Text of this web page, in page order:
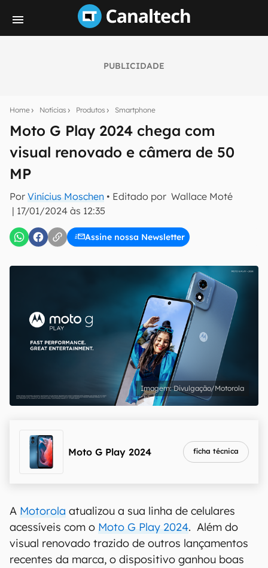
PUBLICIDADE
Home Notícias Produtos Smartphone
Moto G Play 2024 chega com
visual renovado e câmera de 50
MP
Por Vinícius Moschen • Editado por Wallace Moté
| 17/01/2024 às 12:35
Assine nossa Newsletter
notícias e reviews sobre tecnologia em primeira
mão.
E-mail
inscreva-se
Confirmo que li, aceito e concordo com os Termos de
Uso e Política de Privacidade do Canaltech.
Divulgação/Motorola
Moto G Play 2024 ficha técnica
A Motorola atualizou a sua linha de celulares
acessíveis com o Moto G Play 2024. Além do
visual renovado trazido de outros lançamentos
recentes da marca, o dispositivo ganhou boas